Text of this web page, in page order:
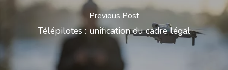
Previous Post
Télépilotes : unification du cadre légal